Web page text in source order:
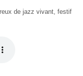
de jazz vivant, festif